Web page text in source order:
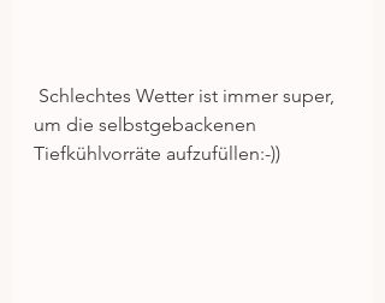
um die selbstgebackenen
Tiefkühlvorräte aufzufüllen:-))